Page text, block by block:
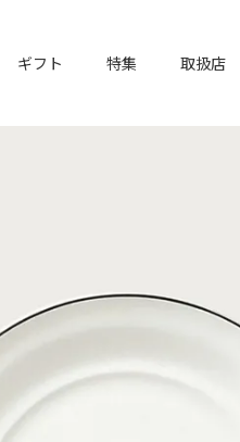
ギフト 特集 取扱店